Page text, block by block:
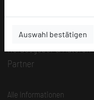
Auswahl bestätigen
Kategorie
Team
Herausgeber & Autoren
Partner
Alle Informationen